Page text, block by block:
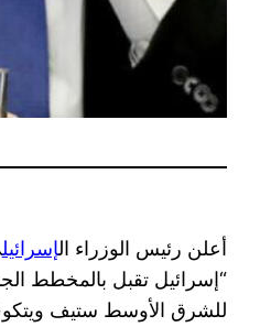
أعلن رئيس الوزراء ال​إسرائيل
“إسرائيل تقبل بالمخطط
للشرق الأوسط ستيف